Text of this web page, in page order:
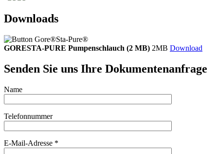
Downloads
GORESTA-PURE Pumpenschlauch (2 MB) 2MB Download
Senden Sie uns Ihre Dokumentenanfrage
Name
Telefonnummer
E-Mail-Adresse *